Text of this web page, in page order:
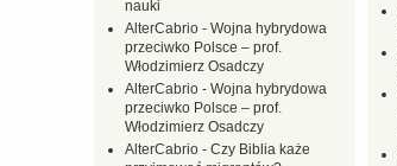
nauki
AlterCabrio - Wojna hybrydowa
przeciwko Polsce – prof.
Włodzimierz Osadczy
AlterCabrio - Wojna hybrydowa
przeciwko Polsce – prof.
Włodzimierz Osadczy
AlterCabrio - Czy Biblia każe